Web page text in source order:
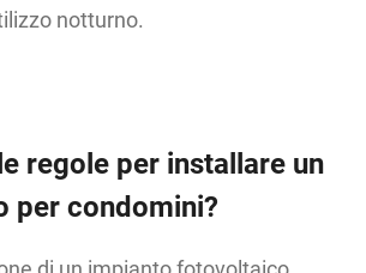
notturno.
regole per installare un
per condomini?